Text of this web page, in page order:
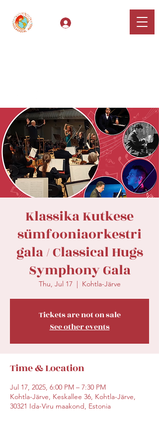
Klassika Kutkese
sümfooniaorkestri
gala / Classical Hugs
Symphony Gala
Thu, Jul 17
  |
Kohtla-Järve
Tickets are not on sale
See other events
Time & Location
Jul 17, 2025, 6:00 PM – 7:30 PM
Kohtla-Järve, Keskallee 36, Kohtla-Järve,
30321 Ida-Viru maakond, Estonia